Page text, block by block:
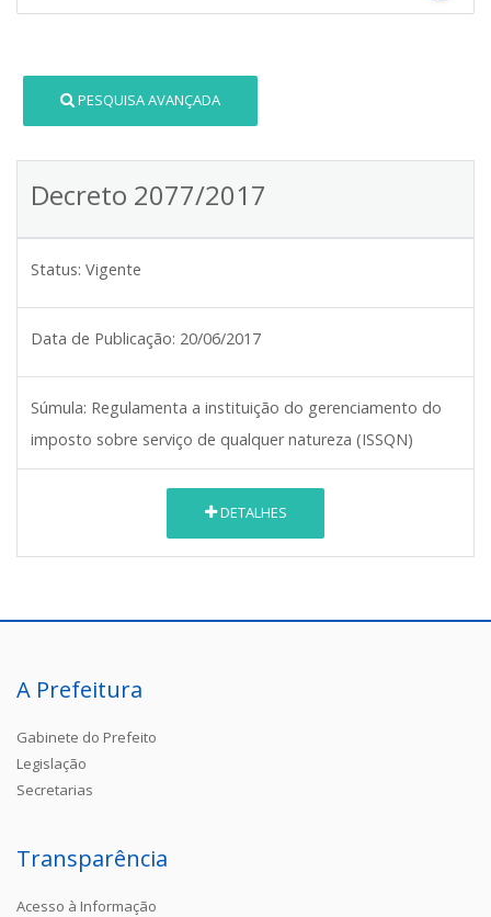
PESQUISA AVANÇADA
Decreto 2077/2017
Status: Vigente
Data de Publicação: 20/06/2017
Súmula: Regulamenta a instituição do gerenciamento do
imposto sobre serviço de qualquer natureza (ISSQN)
DETALHES
A Prefeitura
Gabinete do Prefeito
Legislação
Secretarias
Transparência
Acesso à Informação